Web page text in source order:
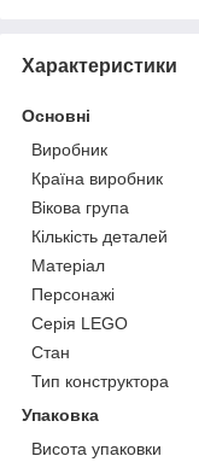
Характеристики
Основні
Виробник
Країна виробник
Вікова група
Кількість деталей
Матеріал
Персонажі
Серія LEGO
Стан
Тип конструктора
Упаковка
Висота упаковки